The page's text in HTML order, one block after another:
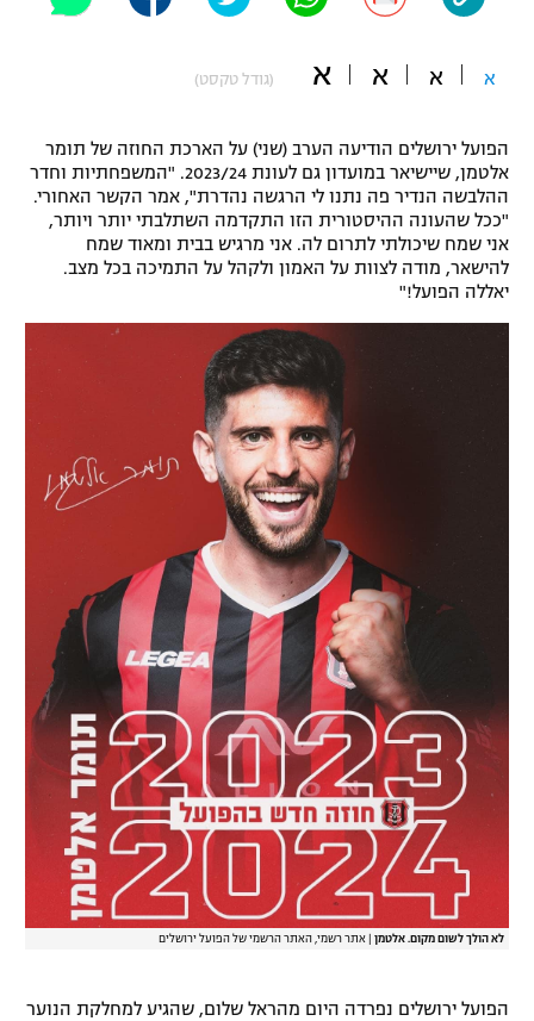
תקנון משתתפים וזוכים בפרסים
תקנון עבור פעילות אלקטרה
תקנון עבור פעילות ספורט 1 – "מרלן"
טניס
גיימינג E-Sports
תקנון פעילות ספורט 1
רשיון להקרנה פומבית לבית עסק
הצטרפות לחבילת הערוצים
לוח דרושים – ג'ובנט
תגיות
המגזין
כדורמים
פוטבול אמריקאי NFL
בייסבול MLB
ספורט אתגרי ואקסטרים
א א א א (גודל טקסט)
הפועל ירושלים הודיעה הערב (שני) על הארכת החוזה של תומר
אלטמן, שיישיאר במועדון גם לעונת 2023/24. "המשפחתיות וחדר
ההלבשה הנדיר פה נתנו לי הרגשה נהדרת", אמר הקשר האחורי.
"ככל שהעונה ההיסטורית הזו התקדמה השתלבתי יותר ויותר,
אני שמח שיכולתי לתרום לה. אני מרגיש בבית ומאוד שמח
להישאר, מודה לצוות על האמון ולקהל על התמיכה בכל מצב.
יאללה הפועל!"
לא הולך לשום מקום. אלטמן אתר רשמי, האתר הרשמי של הפועל ירושלים
הפועל ירושלים נפרדה היום מהראל שלום, שהגיע למחלקת הנוער